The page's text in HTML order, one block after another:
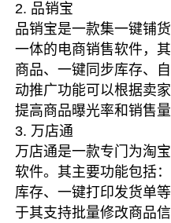
2. 品销宝
品销宝是一款集一键铺
一体的电商销售软件，
商品、一键同步库存、
动推广功能可以根据卖
提高商品曝光率和销售量
3. 万店通
万店通是一款专门为淘
软件。其主要功能包括
库存、一键打印发货单
于其支持批量修改商品